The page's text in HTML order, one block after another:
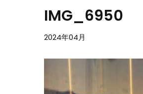
IMG_6950
2024年04月